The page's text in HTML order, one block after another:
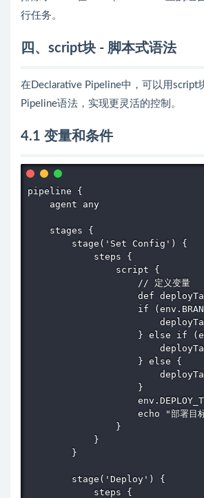
行任务。
四、script块 - 脚本式语法
在Declarative Pipeline中，可以用script
Pipeline语法，实现更灵活的控制。
4.1 变量和条件
pipeline {
    agent any
    stages {
        stage('Set Config') {
            steps {
                script {
                    // 定义变量
def
if
} else if
                    } else {
                    }
echo "部署目
                }
            }
        }
        stage('Deploy') {
            steps {